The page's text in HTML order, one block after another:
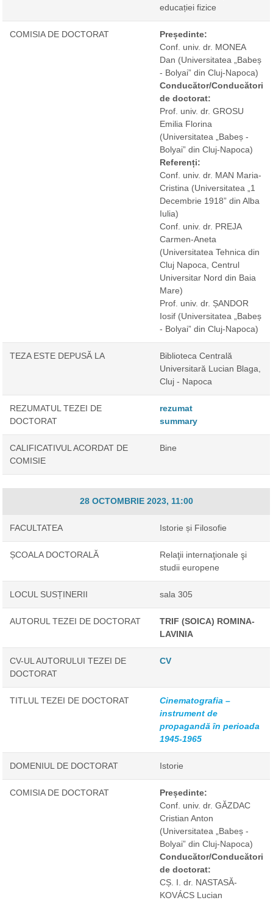
educației fizice
COMISIA DE DOCTORAT
Președinte:
Conf. univ. dr. MONEA
Dan (Universitatea „Babeș
- Bolyai” din Cluj-Napoca)
Conducător/Conducători
de doctorat:
Prof. univ. dr. GROSU
Emilia Florina
(Universitatea „Babeș -
Bolyai” din Cluj-Napoca)
Referenți:
Conf. univ. dr. MAN Maria-
Cristina (Universitatea „1
Decembrie 1918” din Alba
Iulia)
Conf. univ. dr. PREJA
Carmen-Aneta
(Universitatea Tehnica din
Cluj Napoca, Centrul
Universitar Nord din Baia
Mare)
Prof. univ. dr. ȘANDOR
Iosif (Universitatea „Babeș
- Bolyai” din Cluj-Napoca)
TEZA ESTE DEPUSĂ LA
Biblioteca Centrală
Universitară Lucian Blaga,
Cluj - Napoca
REZUMATUL TEZEI DE
DOCTORAT
rezumat
summary
CALIFICATIVUL ACORDAT DE
COMISIE
Bine
28 OCTOMBRIE 2023, 11:00
FACULTATEA Istorie și Filosofie
ȘCOALA DOCTORALĂ
Relaţii internaţionale şi
studii europene
LOCUL SUSȚINERII sala 305
AUTORUL TEZEI DE DOCTORAT
TRIF (SOICA) ROMINA-
LAVINIA
CV-UL AUTORULUI TEZEI DE
DOCTORAT
CV
TITLUL TEZEI DE DOCTORAT
Cinematografia –
instrument de
propagandă în perioada
1945-1965
DOMENIUL DE DOCTORAT Istorie
COMISIA DE DOCTORAT
Președinte:
Conf. univ. dr. GĂZDAC
Cristian Anton
(Universitatea „Babeș -
Bolyai” din Cluj-Napoca)
Conducător/Conducători
de doctorat:
CȘ. I. dr. NASTASĂ-
KOVÁCS Lucian